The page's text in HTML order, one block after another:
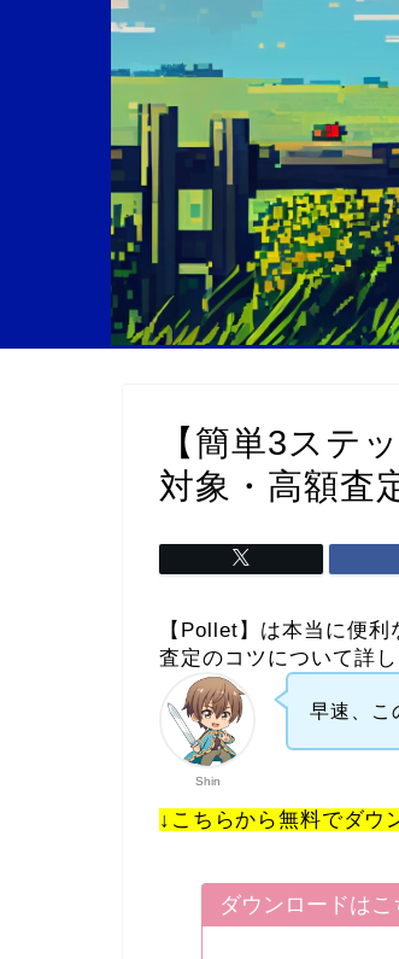
【簡単3ステ
対象・高額査
【Pollet】は本当に便
査定のコツについて詳
Shin
早速、こ
↓こちらから無料でダウ
ダウンロードはこ